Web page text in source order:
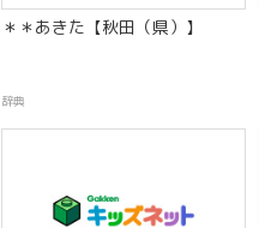
＊＊あきた【秋田（県）】
辞典